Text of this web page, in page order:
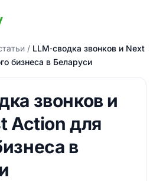
/ LLM‑сводка звонков и Next
бизнеса в Беларуси
звонков и
Action для
в